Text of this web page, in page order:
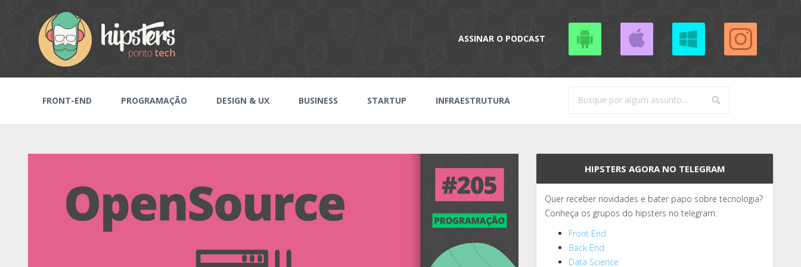
ASSINAR O PODCAST
FRONT-END PROGRAMAÇÃO DESIGN & UX BUSINESS STARTUP INFRAESTRUTURA
HIPSTERS AGORA NO TELEGRAM
Quer receber novidades e bater papo sobre tecnologia?
Conheça os grupos do hipsters no telegram:
Front End
Back End
Data Science